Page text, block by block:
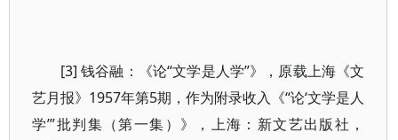
[3] 钱谷融：《论“文学是人学”》，原载上海《文
艺月报》1957年第5期，作为附录收入《“论‘文学是人
学’”批判集（第一集）》，上海：新文艺出版社，